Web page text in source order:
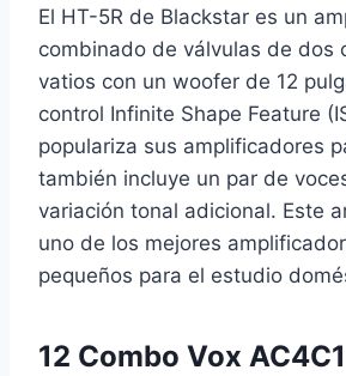
El HT-5R de Blackstar es un
combinado de válvulas de dos
vatios con un woofer de 12
control Infinite Shape Feature
populariza sus amplificadores
también incluye un par de
variación tonal adicional. Este
uno de los mejores
pequeños para el estudio
12 Combo Vox